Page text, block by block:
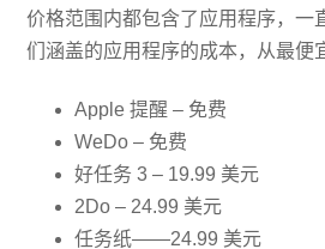
价格范围内都包含了应用程序，一
们涵盖的应用程序的成本，从最便
Apple 提醒 – 免费
WeDo – 免费
好任务 3 – 19.99 美元
2Do – 24.99 美元
任务纸——24.99 美元